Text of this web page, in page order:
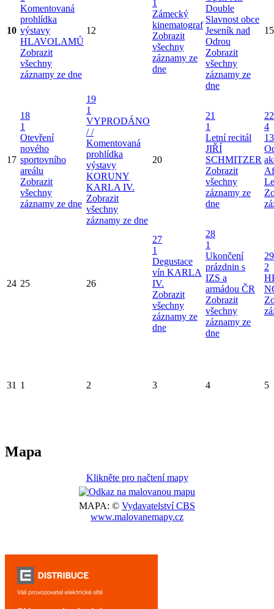
10
Komentovaná
prohlídka
výstavy
HLAVOLAMŮ
Zobrazit
všechny
záznamy ze dne
12
1
Zámecký
kinematograf
Zobrazit
všechny
záznamy ze
dne
Double
Slavnost obce
Jeseník nad
Odrou
Zobrazit
všechny
záznamy ze
dne
15
17
18
1
Otevření
nového
sportovního
areálu
Zobrazit
všechny
záznamy ze dne
19
1
VYPRODÁNO
/ /
Komentovaná
prohlídka
výstavy
KORUNY
KARLA IV.
Zobrazit
všechny
záznamy ze dne
20
21
1
Letní recitál
JIŘÍ
SCHMITZER
Zobrazit
všechny
záznamy ze
dne
22
4
24 25 26
27
1
Degustace
vín KARLA
IV.
Zobrazit
všechny
záznamy ze
dne
28
1
Ukončení
prázdnin s
IZS a
armádou ČR
Zobrazit
všechny
záznamy ze
dne
29
2
31 1 2 3 4 5
Mapa
Klikněte pro načtení mapy
MAPA: © Vydavatelství CBS
www.malovanemapy.cz